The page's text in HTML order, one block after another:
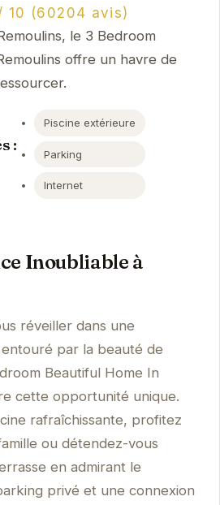
9 / 10 (60204 avis)
le 3 Bedroom
offre un havre de
:
Piscine extérieure
Parking
Internet
Inoubliable à
réveiller dans une
par la beauté de
Beautiful Home In
cette opportunité unique.
rafraîchissante, profitez
ou détendez-vous
en admirant le
privé et une connexion